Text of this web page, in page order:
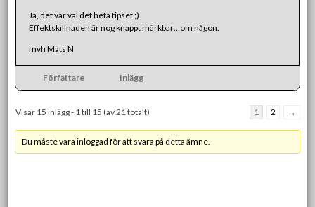
Ja, det var väl det heta tipset ;).
Effektskillnaden är nog knappt märkbar…om någon.
mvh Mats N
Författare Inlägg
Visar 15 inlägg - 1 till 15 (av 21 totalt) 1 2 →
Du måste vara inloggad för att svara på detta ämne.